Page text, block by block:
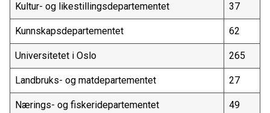
Kultur- og likestillingsdepartementet 37
Kunnskapsdepartementet 62
Universitetet i Oslo 265
Landbruks- og matdepartementet 27
Nærings- og fiskeridepartementet 49